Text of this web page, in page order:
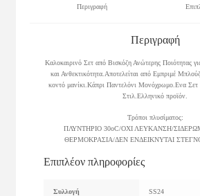
Περιγραφή
Περιγραφή
Καλοκαιρινό Σετ από Βισκόζη Ανώτερης Ποιότητας
και Ανθεκτικότητα.Αποτελείται από Εμπριμέ
κοντό μανίκι.Κάπρι Παντελόνι Μονόχρωμο.Ενα Σετ
Στιλ.Ελληνικό προϊόν.
Τρόποι πλυσίματος:
ΠΛΥΝΤΗΡΙΟ 30οC/ΟΧΙ ΛΕΥΚΑΝΣΗ/
ΘΕΡΜΟΚΡΑΣΙΑ/ΔΕΝ ΕΝΔΕΙΚΝΥΤΑΙ
Επιπλέον πληροφορίες
Συλλογή SS24